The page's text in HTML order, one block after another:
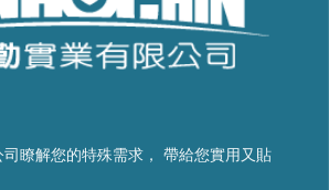
司瞭解您的特殊需求， 帶給您實用又貼